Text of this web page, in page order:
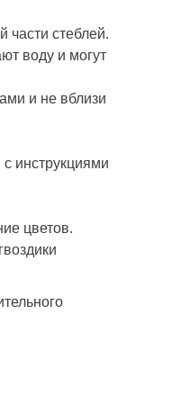
части стеблей.
воду и могут
и не вблизи
с инструкциями
цветов.